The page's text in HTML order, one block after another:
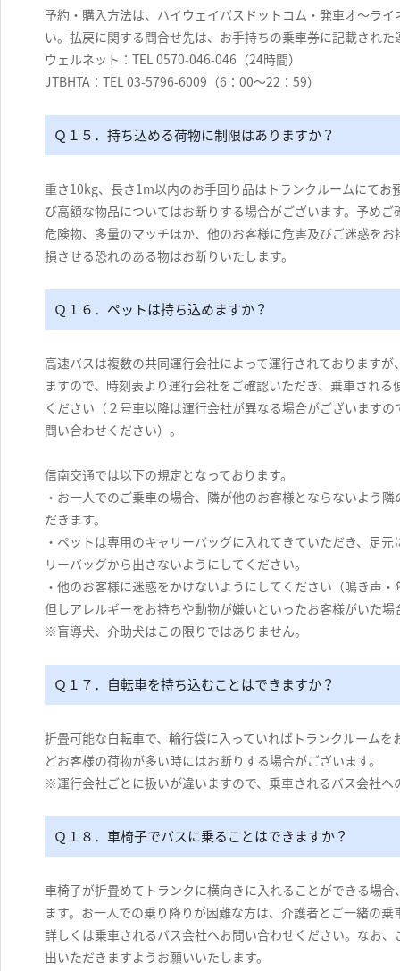
予約・購入方法は、ハイウェイバスドットコム・発車オ～ラ
い。払戻に関する問合せ先は、お手持ちの乗車券に記載され
ウェルネット：TEL 0570-046-046（24時間）
JTBHTA：TEL 03-5796-6009（6：00～22：59）
Ｑ１５．持ち込める荷物に制限はありますか？
重さ10kg、長さ1m以内のお手回り品はトランクルームにてお
び高額な物品についてはお断りする場合がございます。予め
危険物、多量のマッチほか、他のお客様に危害及びご迷惑を
損させる恐れのある物はお断りいたします。
Ｑ１６．ペットは持ち込めますか？
高速バスは複数の共同運行会社によって運行されております
ますので、時刻表より運行会社をご確認いただき、乗車され
ください（２号車以降は運行会社が異なる場合がございます
問い合わせください）。
信南交通では以下の規定となっております。
・お一人でのご乗車の場合、隣が他のお客様とならないよう
だきます。
・ペットは専用のキャリーバッグに入れてきていただき、足
リーバッグから出さないようにしてください。
・他のお客様に迷惑をかけないようにしてください（鳴き声・
但しアレルギーをお持ちや動物が嫌いといったお客様がいた
※盲導犬、介助犬はこの限りではありません。
Ｑ１７．自転車を持ち込むことはできますか？
折畳可能な自転車で、輪行袋に入っていればトランクルーム
どお客様の荷物が多い時にはお断りする場合がございます。
※運行会社ごとに扱いが違いますので、乗車されるバス会社へ
Ｑ１８．車椅子でバスに乗ることはできますか？
車椅子が折畳めてトランクに横向きに入れることができる場
ます。お一人での乗り降りが困難な方は、介護者とご一緒の乗
詳しくは乗車されるバス会社へお問い合わせください。なお
出いただきますようお願いいたします。